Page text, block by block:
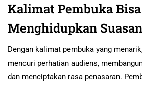
Kalimat Pembuka Bisa
Menghidupkan
Dengan kalimat pembuka yang
mencuri perhatian audiens,
dan menciptakan rasa penasaran.